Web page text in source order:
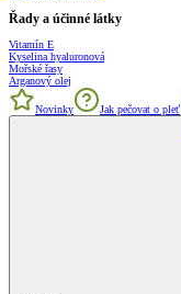
Řady a účinné látky
Vitamín E
Kyselina hyaluronová
Mořské řasy
Arganový olej
Novinky Jak pečovat o pleť